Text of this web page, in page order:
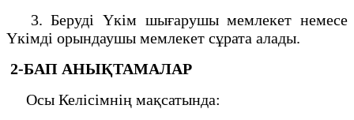
3. Беруді Үкім шығарушы мемлекет немесе
Үкімді орындаушы мемлекет сұрата алады.
2-БАП АНЫҚТАМАЛАР
Осы Келісімнің мақсатында: